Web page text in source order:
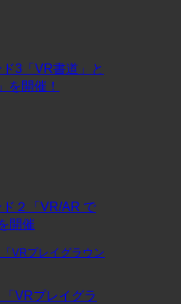
3「VR書道」と
を開催！
２「VR/AR で
開催
VRプレイグラ